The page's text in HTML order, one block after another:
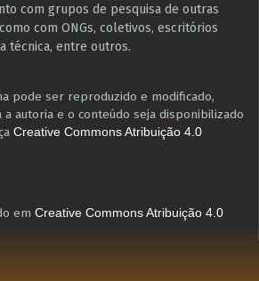
com grupos de pesquisa ​de outras
com ONGs, coletivos, escritórios
técnica​, entre outros​.
pode ser reproduzido e modificado,
a autoria e o conteúdo seja disponibilizado
Creative Commons Atribuição 4.0
em Creative Commons Atribuição 4.0